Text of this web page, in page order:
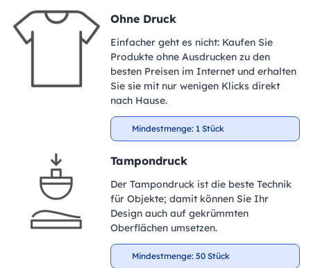
Ohne Druck
Einfacher geht es nicht: Kaufen Sie
Produkte ohne Ausdrucken zu den
besten Preisen im Internet und erhalten
Sie sie mit nur wenigen Klicks direkt
nach Hause.
Mindestmenge: 1 Stück
Tampondruck
Der Tampondruck ist die beste Technik
für Objekte; damit können Sie Ihr
Design auch auf gekrümmten
Oberflächen umsetzen.
Mindestmenge: 50 Stück